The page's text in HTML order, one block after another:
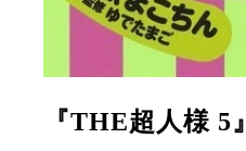
『THE超人様 5』